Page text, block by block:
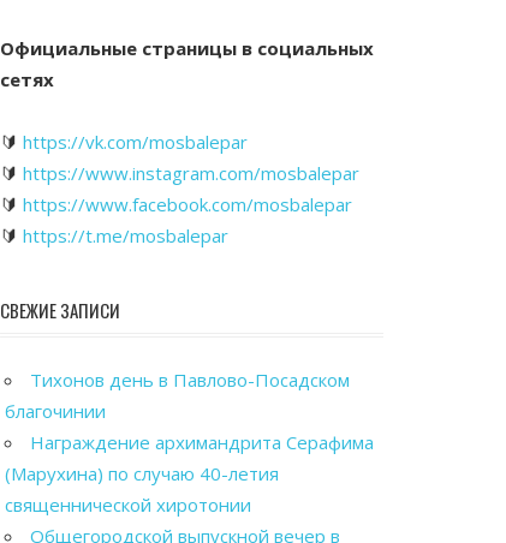
Официальные страницы в социальных
сетях
🔰 https://vk.com/mosbalepar
🔰 https://www.instagram.com/mosbalepar
🔰 https://www.facebook.com/mosbalepar
🔰 https://t.me/mosbalepar
СВЕЖИЕ ЗАПИСИ
Тихонов день в Павлово-Посадском
благочинии
Награждение архимандрита Серафима
(Марухина) по случаю 40-летия
священнической хиротонии
Общегородской выпускной вечер в